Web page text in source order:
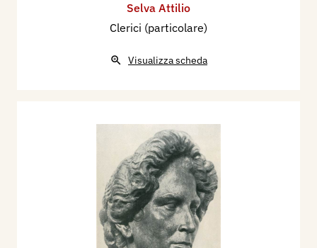
Selva Attilio
Clerici (particolare)
Visualizza scheda